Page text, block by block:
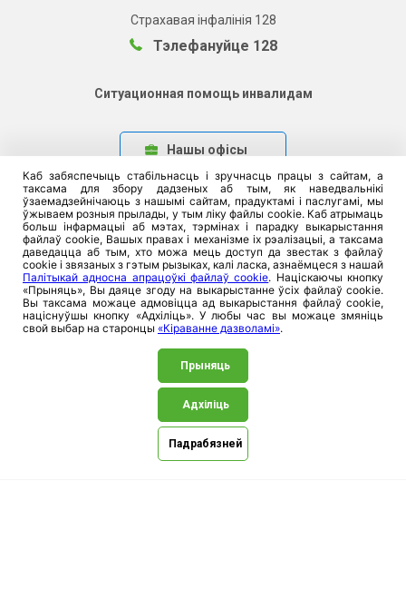
Страхавая інфалінія 128
Тэлефануйце 128
Ситуационная помощь инвалидам
Нашы офісы
Аптэкі
Сайт защищен reCAPTCHA, применяются Политика конфиденциальности
Каб забяспечыць стабільнасць і зручнасць працы з сайтам, а
таксама для збору дадзеных аб тым, як наведвальнікі
ўзаемадзейнічаюць з нашымі сайтам, прадуктамі і паслугамі, мы
ўжываем розныя прылады, у тым ліку файлы cookie. Каб атрымаць
больш інфармацыі аб мэтах, тэрмінах і парадку выкарыстання
файлаў cookie, Вашых правах і механізме іх рэалізацыі, а таксама
даведацца аб тым, хто можа мець доступ да звестак з файлаў
cookie і звязаных з гэтым рызыках, калі ласка, азнаёмцеся з нашай
Палітыкай адносна апрацоўкі файлаў cookie. Націскаючы кнопку
«Прыняць», Вы даяце згоду на выкарыстанне ўсіх файлаў cookie.
Вы таксама можаце адмовіцца ад выкарыстання файлаў cookie,
націснуўшы кнопку «Адхіліць». У любы час вы можаце змяніць
свой выбар на старонцы «Кіраванне дазволамі».
Прыняць
Адхіліць
Падрабязней